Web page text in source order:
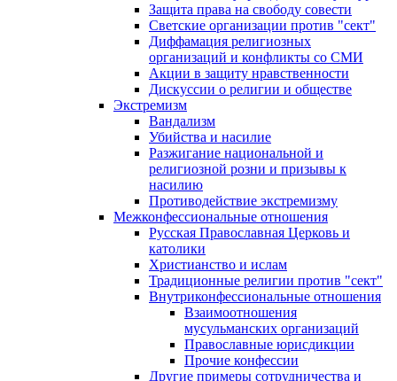
Защита права на свободу совести
Светские организации против "сект"
Диффамация религиозных
организаций и конфликты со СМИ
Акции в защиту нравственности
Дискуссии о религии и обществе
Экстремизм
Вандализм
Убийства и насилие
Разжигание национальной и
религиозной розни и призывы к
насилию
Противодействие экстремизму
Межконфессиональные отношения
Русская Православная Церковь и
католики
Христианство и ислам
Традиционные религии против "сект"
Внутриконфессиональные отношения
Взаимоотношения
мусульманских организаций
Православные юрисдикции
Прочие конфессии
Другие примеры сотрудничества и